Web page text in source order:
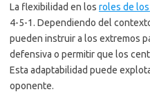
La flexibilidad en los roles de
4-5-1. Dependiendo del
pueden instruir a los extremos
defensiva o permitir que los
Esta adaptabilidad puede
oponente.